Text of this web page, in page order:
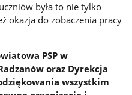
była to nie tylko
okazja do zobaczenia pracy
PSP w
oraz Dyrekcja
wszystkim